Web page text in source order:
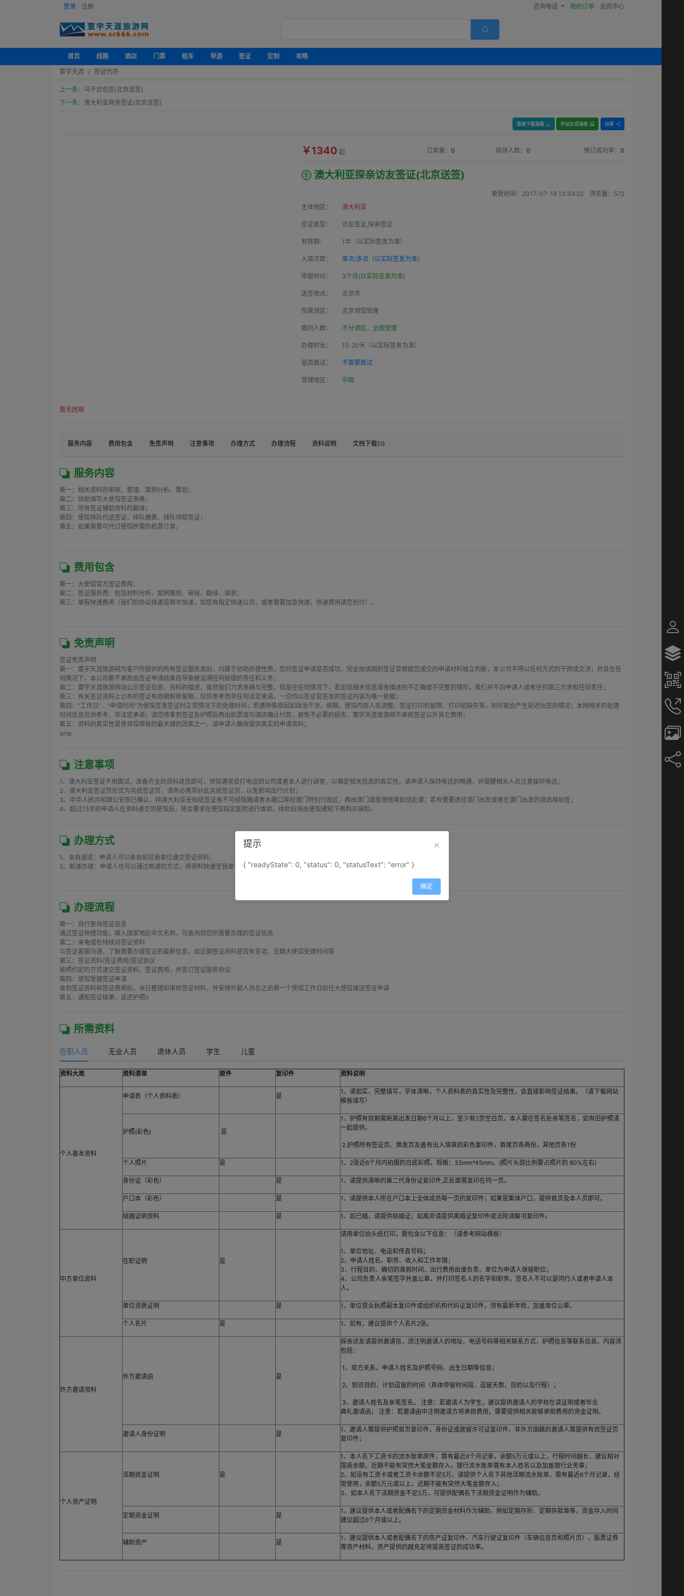
登录 注册 咨询电话 我的订单 会员中心
首页 线路 酒店 门票 租车 导游 签证 定制
攻略
寰宇天涯
签证代办
上一条： 乌干达包签(北京送签)
下一条： 澳大利亚商务签证(北京送签)
直接下载海报 手动生成海报 分享
￥1340 起 订单量：0 接待人数：0 预订成功率： 0
澳大利亚探亲访友签证(北京送签)
更新时间： 2017-07-18 13:34:22 浏览量： 572
主体地区：
澳大利亚
签证类型： 访友签证,探亲签证
有效期： 1年（以实际签发为准）
入境次数： 单次/多次（以实际签发为准）
停留时间： 3个月(以实际签发为准)
送签地点： 北京市
所属领区： 北京领馆受理
面向人群： 不分领区，全国受理
办理时长： 15-20天（以实际签发为准）
是否面试： 不需要面试
受理地区： 中国
暂无团期
服务内容 费用包含 免责声明 注意事项 办理方式 办理流程 资料说明 文档下载(9)
服务内容
第一：相关资料的审核、整理、案例分析、策划；
第二：协助填写大使馆签证表格；
第三：所有签证辅助资料的翻译；
第四：使馆排队代送签证、排队缴费、排队领取签证；
第五：如果需要可代订使馆所需的机票订单。
费用包含
第一：大使馆官方签证费用；
第二：签证服务费：包括材料分析、案例策划、审核、翻译、填表；
第三：单程快递费用（我们的协议快递是顺丰快递，如您有指定快递公司，或者需要加急快递，快递费用请您到付）。
免责声明
签证免责声明
第一：寰宇天涯旅游网为客户所提供的所有签证服务类别，均属于协助办理性质，您的签证申请是否成功，完全由该国的签证官根据您递交的申请材料独立判断，本公司不得以任何方式的干预或交涉；并且在任
何情况下，本公司都不承担由签证申请结果而导致被追溯任何赔偿的责任和义务；
第二：寰宇天涯旅游网站公示签证信息、资料的描述，虽然我们力求准确与完整，但是在任何情况下，若出现相关信息或者描述的不正确或不完整的情形，我们并不向申请人或者任何第三方承担任何责任；
第三：有关签证资料上公布的签证有效期和停留期，仅供参考而非任何法定承诺，一切均以签证官签发的签证内容为唯一依据；
第四：“工作日”、“申请时间”为使馆签发签证时正常情况下的处理时间；若遇特殊原因如政治干涉、假期、使馆内部人员调整、签证打印机故障、打印纸缺失等，则可能会产生延迟出签的情况；本网相关的处理
时间信息仅供参考，非法定承诺；请您待拿到签证及护照后再出机票或与酒店确认付款，避免不必要的损失，寰宇天涯旅游网不承担签证以外其它费用；
第五：资料的真实性是使领馆审核的最关键的因素之一，请申请人确保提供真实的申请资料；
amp
注意事项
1、澳大利亚签证不用面试，准备齐全的资料送签即可，领馆通常会打电话到公司或者本人进行调查，以确定相关信息的真实性。请申请人保持电话的畅通，并提醒相关人员注意接听电话；
2、澳大利亚签证页形式为另纸签证页，请务必携带好此另纸签证页，以免影响出行计划；
3、中华人民共和国公安部已确认，持澳大利亚无贴纸签证者不可经陆路或者水路口岸经澳门特别行政区，再由澳门或香港搭乘航班赴澳；若有需要途径澳门出发或者在澳门出发的请选择贴签；
4、超过75岁的申请人在资料递交到使馆后，将会要求在使馆指定医院进行体验。体检后将由使馆通知下再购买保险。
办理方式
1、亲自递送：申请人可以亲自前往我单位递交签证资料；
2、邮递办理：申请人也可以通过邮递的方式，将资料快递至我单位；
办理流程
第一：自行查询签证信息
通过签证快搜功能，输入国家地区中文名称，可查询到您所需要办理的签证信息
第二：来电或在线核对签证资料
与签证客服沟通，了解需要办理签证的最新信息，如近期签证资料是否有变动、近期大使馆受理时间等
第三：签证资料/签证费用/签证协议
按照约定的方式递交签证资料、签证费用，并签订签证服务协议
第四：使馆受理签证申请
收到签证资料和签证费用后，当日整理和审核签证材料，并安排外勤人员在之后第一个使馆工作日前往大使馆递送签证申请
第五：通知签证结果，返还护照lt
所需资料
在职人员 无业人员 退休人员 学生 儿童
资料大类 资料清单 原件 复印件 资料说明
个人基本资料
申请表（个人资料表） 是
1、请如实、完整填写，字体清晰，个人资料表的真实性及完整性，会直接影响签证结果。（请下载网站
模板填写）
护照(彩色) 是
1、护照有效期需距离出发日期6个月以上，至少有2页空白页，本人需在签名处亲笔签名，如有旧护照请
一起提供。
2.护照所有签证页、换发页及盖有出入境章的彩色复印件，首尾页各两份，其他页各1份
个人照片 是 1、2张近6个月内拍摄的白底彩照，规格：35mm*45mm。(照片头部比例要占照片的 80%左右)
身份证（彩色） 是 1、请提供清晰的第二代身份证复印件,正反面需复印在同一页。
户口本（彩色） 是 1、请提供本人所在户口本上全体成员每一页的复印件；如果是集体户口，提供首页及本人页即可。
结婚证明资料 是 1、如已婚，请提供结婚证；如离异请提供离婚证复印件或法院调解书复印件。
中方单位资料
在职证明 是
请用单位抬头纸打印，需包含以下信息：（请参考网站模板）
1、单位地址、电话和传真号码；
2、申请人姓名、职务、收入和工作年限；
3、行程目的、确切的准假时间、出行费用由谁负责、单位为申请人保留职位；
4、公司负责人亲笔签字并盖公章，并打印签名人的名字和职务，签名人不可以是同行人或者申请人本
人。
单位资质证明 是 1、单位营业执照副本复印件或组织机构代码证复印件，须有最新年检，加盖单位公章。
个人名片 是 1、如有，建议提供个人名片2张。
外方邀请资料
外方邀请函 是
探亲访友请提供邀请信，须注明邀请人的地址、电话号码等相关联系方式，护照信息等联系信息，内容须
包括：
1、双方关系，申请人姓名及护照号码、出生日期等信息；
2、到访目的，计划逗留的时间（具体停留时间段、逗留天数、目的以及行程）；
3、邀请人姓名及亲笔签名。 注意：若邀请人为学生，建议提供邀请人的学校在读证明或者毕业
典礼邀请函； 注意：若邀请函中注明邀请方将承担费用，需要提供相关能够承担费用的资金证明。
邀请人身份证明 是
1、邀请人需提供护照首页复印件，身份证或居留许可证复印件，非外方国籍的邀请人需提供有效签证页
复印件；
个人资产证明
活期资金证明 是
1、本人名下工资卡的流水账单原件，需有最近6个月记录，余额5万元或以上，行程时间越长，建议相对
提高余额，近期不能有突然大笔金额存入，银行流水账单需有本人姓名以及加盖银行业务章；
2、如没有工资卡或者工资卡余额不足5万，请提供个人名下其他活期流水账单，需有最近6个月记录，经
常使用，余额5万元或以上，近期不能有突然大笔金额存入；
3、如本人名下活期资金不足5万，可提供配偶名下活期资金证明作为辅助。
定期资金证明 是
1、建议提供本人或者配偶名下的定期资金材料作为辅助，例如定期存折、定期存款单等，资金存入时间
建议超过6个月或以上。
辅助资产 是
1、建议提供本人或者配偶名下的房产证复印件、汽车行驶证复印件（车辆信息页和照片页）、股票证券
等资产材料，资产提供的越充足将提高签证的成功率。
提示
{ "readyState": 0, "status": 0, "statusText": "error" }
确定